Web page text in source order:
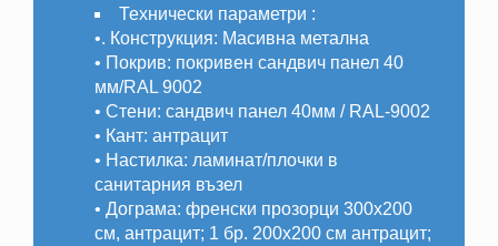
Технически параметри :
•. Конструкция: Масивна метална
• Покрив: покривен сандвич панел 40
мм/RAL 9002
• Стени: сандвич панел 40мм / RAL-9002
• Кант: антрацит
• Настилка: ламинат/плочки в
санитарния възел
• Дограма: френски прозорци 300х200
см, антрацит; 1 бр. 200х200 см антрацит;